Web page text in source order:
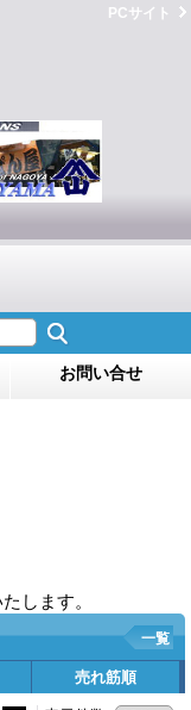
PCサイト
お問い合せ
します。
一覧
売れ筋順